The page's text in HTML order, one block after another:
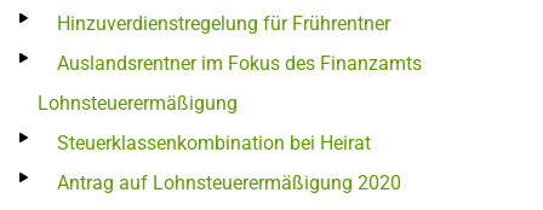
Hinzuverdienstregelung für Frührentner
Auslandsrentner im Fokus des Finanzamts
Lohnsteuerermäßigung
Steuerklassenkombination bei Heirat
Antrag auf Lohnsteuerermäßigung 2020